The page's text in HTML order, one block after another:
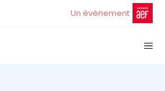
Un évènement